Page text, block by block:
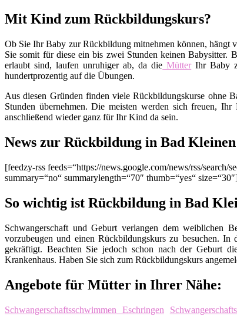
Mit Kind zum Rückbildungskurs?
Ob Sie Ihr Baby zur Rückbildung mitnehmen können, hängt
Sie somit für diese ein bis zwei Stunden keinen Babysitter.
erlaubt sind, laufen unruhiger ab, da die MütterIhr Baby
hundertprozentig auf die Übungen.
Aus diesen Gründen finden viele Rückbildungskurse ohne
Stunden übernehmen. Die meisten werden sich freuen,
anschließend wieder ganz für Ihr Kind da sein.
News zur Rückbildung in Bad Kleinen
[feedzy-rss feeds=“https://news.google.com/news/rss/
summary=“no“ summarylength=“70″ thumb=“yes“
So wichtig ist Rückbildung in Bad
Schwangerschaft und Geburt verlangen dem weiblichen
vorzubeugen und einen Rückbildungskurs zu besuchen.
gekräftigt. Beachten Sie jedoch schon nach der Geburt
Krankenhaus. Haben Sie sich zum Rückbildungskurs
Angebote für Mütter in Ihrer Nähe:
Schwangerschaftsschwimmen Eschringen